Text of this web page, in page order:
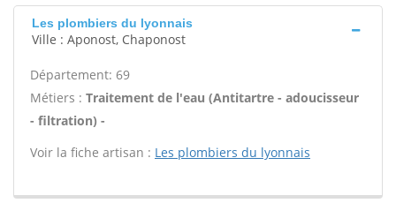
Les plombiers du lyonnais
Ville : Aponost, Chaponost
Département: 69
Métiers : Traitement de l'eau (Antitartre - adoucisseur
- filtration) -
Voir la fiche artisan : Les plombiers du lyonnais